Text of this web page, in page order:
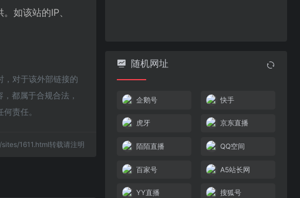
如该站的IP、
，对于该外部链接的
都属于合规合法，
责任。
1611.html转载请注明
随机网址
企鹅号 快手
虎牙 京东直播
陌陌直播 QQ空间
百家号 A5站长网
YY直播 搜狐号